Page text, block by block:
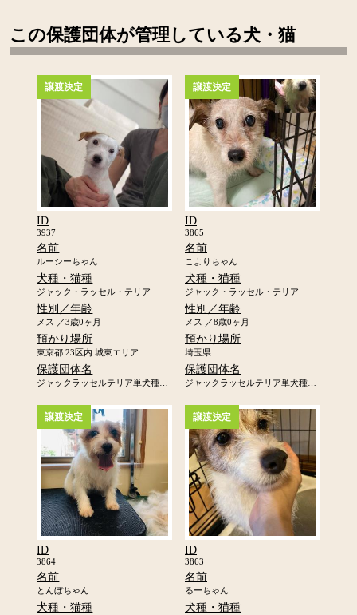
この保護団体が管理している犬・猫
譲渡決定
ID
3937
名前
ルーシーちゃん
犬種・猫種
ジャック・ラッセル・テリア
性別／年齢
メス ／3歳0ヶ月
預かり場所
東京都 23区内 城東エリア
保護団体名
譲渡決定
ID
3865
名前
こよりちゃん
犬種・猫種
ジャック・ラッセル・テリア
性別／年齢
メス ／8歳0ヶ月
預かり場所
埼玉県
保護団体名
譲渡決定
ID
3864
名前
とんぼちゃん
犬種・猫種
譲渡決定
ID
3863
名前
るーちゃん
犬種・猫種